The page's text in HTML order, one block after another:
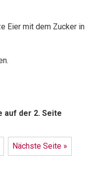
Eier mit dem Zucker in
auf der 2. Seite
Nächste Seite »